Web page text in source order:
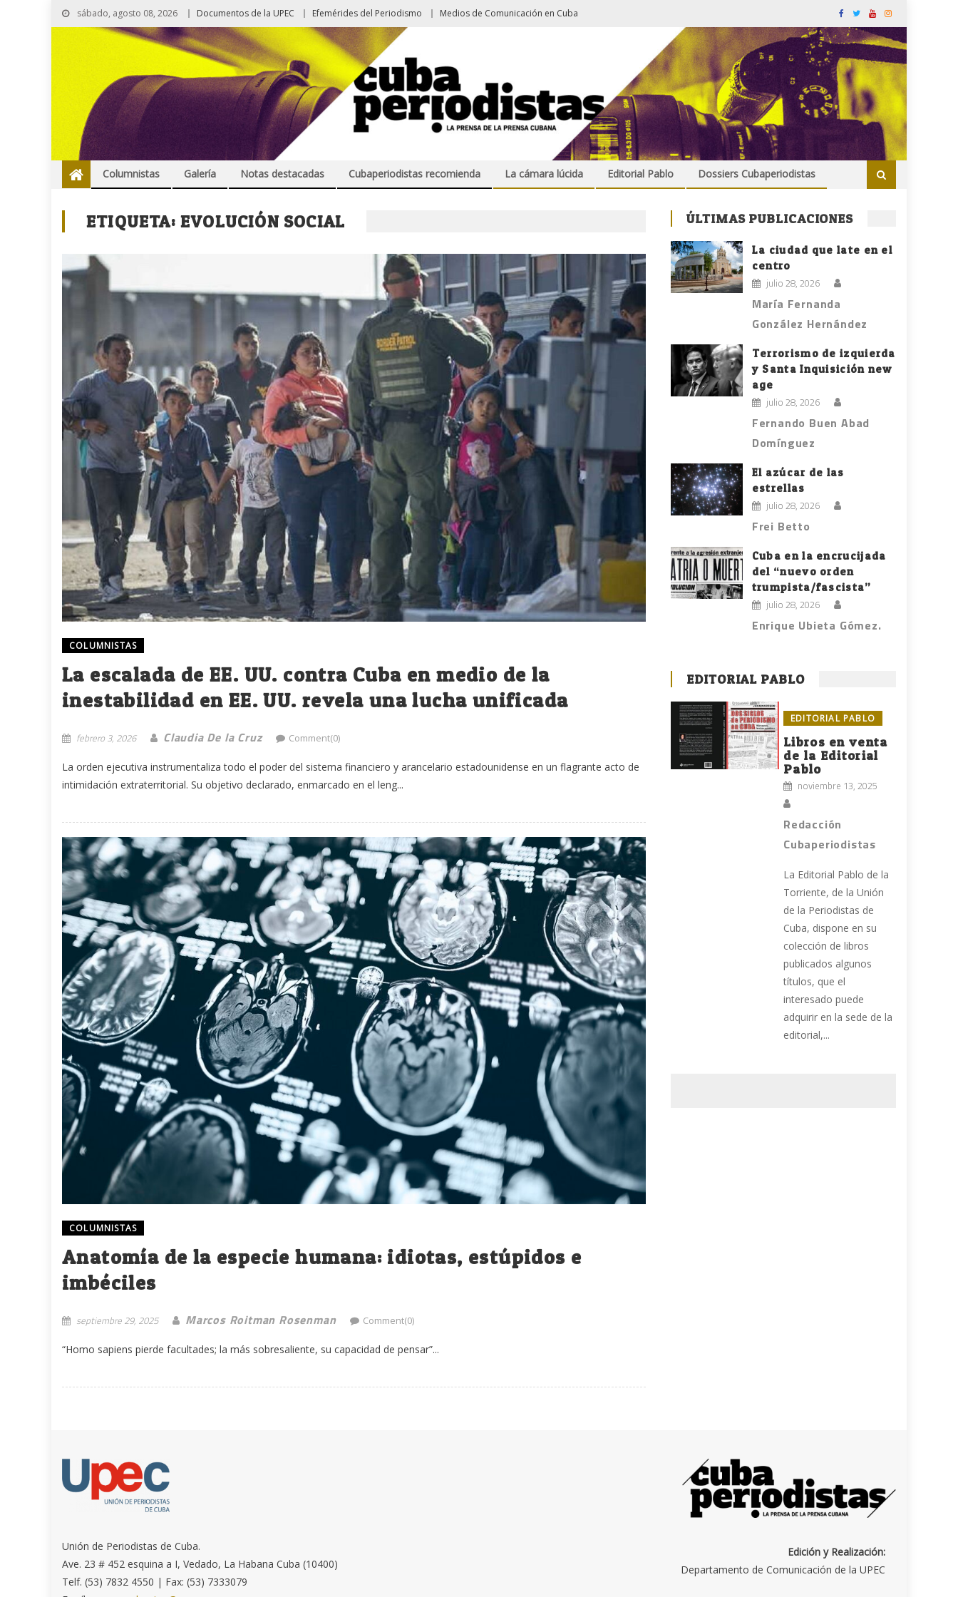
sábado, agosto 08, 2026 Documentos de la UPEC Efemérides del Periodismo Medios de Comunicación en Cuba
Columnistas Galería Notas destacadas Cubaperiodistas recomienda La cámara lúcida Editorial Pablo Dossiers Cubaperiodistas
ETIQUETA: EVOLUCIÓN SOCIAL
COLUMNISTAS
La escalada de EE. UU. contra Cuba en medio de la
inestabilidad en EE. UU. revela una lucha unificada
febrero 3, 2026 Claudia De la Cruz Comment(0)
La orden ejecutiva instrumentaliza todo el poder del sistema financiero y arancelario estadounidense en un flagrante acto de
intimidación extraterritorial. Su objetivo declarado, enmarcado en el leng...
COLUMNISTAS
Anatomía de la especie humana: idiotas, estúpidos e
imbéciles
septiembre 29, 2025 Marcos Roitman Rosenman Comment(0)
“Homo sapiens pierde facultades; la más sobresaliente, su capacidad de pensar”...
ÚLTIMAS PUBLICACIONES
La ciudad que late en el
centro
julio 28, 2026
María Fernanda
González Hernández
Terrorismo de izquierda
y Santa Inquisición new
age
julio 28, 2026
Fernando Buen Abad
Domínguez
El azúcar de las
estrellas
julio 28, 2026
Frei Betto
Cuba en la encrucijada
del “nuevo orden
trumpista/fascista”
julio 28, 2026
Enrique Ubieta Gómez.
EDITORIAL PABLO
EDITORIAL PABLO
Libros en venta
de la Editorial
Pablo
noviembre 13, 2025
Redacción
Cubaperiodistas
La Editorial Pablo de la
Torriente, de la Unión
de la Periodistas de
Cuba, dispone en su
colección de libros
publicados algunos
títulos, que el
interesado puede
adquirir en la sede de la
editorial,...
Unión de Periodistas de Cuba.
Ave. 23 # 452 esquina a I, Vedado, La Habana Cuba (10400)
Telf. (53) 7832 4550 | Fax: (53) 7333079
Edición y Realización:
Departamento de Comunicación de la UPEC